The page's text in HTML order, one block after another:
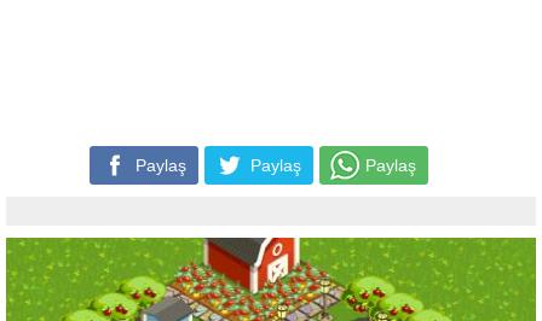
Paylaş Paylaş Paylaş